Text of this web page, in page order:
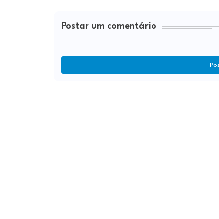
Postar um comentário